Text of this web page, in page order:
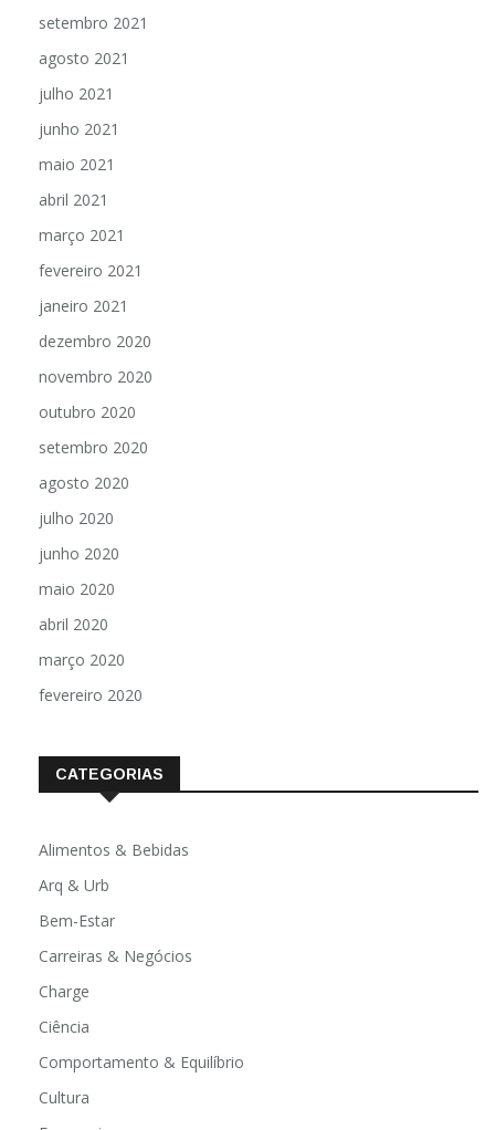
setembro 2021
agosto 2021
julho 2021
junho 2021
maio 2021
abril 2021
março 2021
fevereiro 2021
janeiro 2021
dezembro 2020
novembro 2020
outubro 2020
setembro 2020
agosto 2020
julho 2020
junho 2020
maio 2020
abril 2020
março 2020
fevereiro 2020
CATEGORIAS
Alimentos & Bebidas
Arq & Urb
Bem-Estar
Carreiras & Negócios
Charge
Ciência
Comportamento & Equilíbrio
Cultura